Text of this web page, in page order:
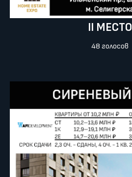
II МЕСТО
48 голосов